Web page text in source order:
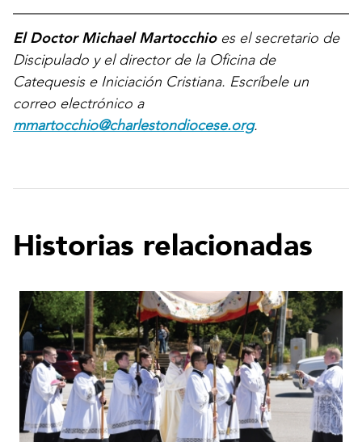
El Doctor Michael Martocchioes el secretario de
Discipulado y el director de la Oficina de
Catequesis e Iniciación Cristiana. Escríbele un
correo electrónico a
mmartocchio@charlestondiocese.org.
Historias relacionadas